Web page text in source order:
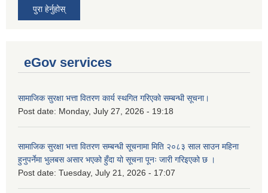
पुरा हेर्नुहोस्
eGov services
सामाजिक सुरक्षा भत्ता वितरण कार्य स्थगित गरिएको सम्बन्धी सूचना।
Post date: Monday, July 27, 2026 - 19:18
सामाजिक सुरक्षा भत्ता वितरण सम्बन्धी सूचनामा मिति २०८३ साल साउन महिना
हुनुपर्नेमा भुलबस असार भएको हुँदा यो सूचना पूनः जारी गरिइएको छ ।
Post date: Tuesday, July 21, 2026 - 17:07